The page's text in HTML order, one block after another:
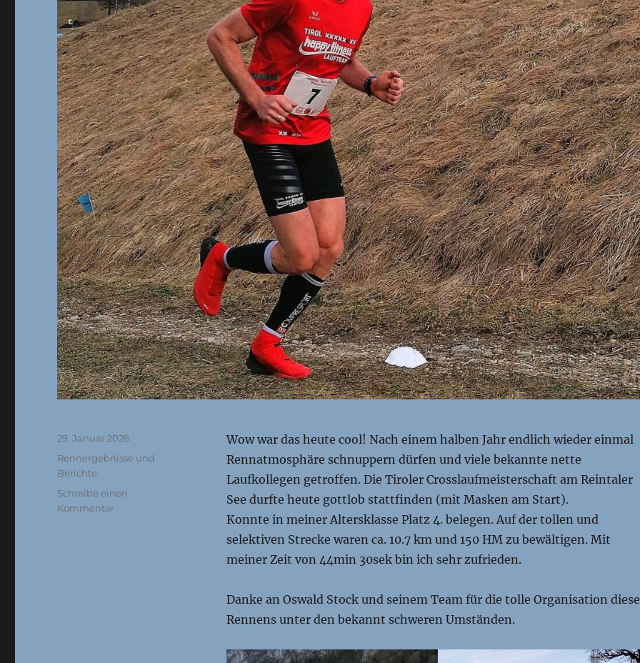
Wow war das heute cool! Nach einem halben Jahr endlich wieder einmal
Rennatmosphäre schnuppern dürfen und viele bekannte nette
Laufkollegen getroffen. Die Tiroler Crosslaufmeisterschaft am Reintaler
See durfte heute gottlob stattfinden (mit Masken am Start).
Konnte in meiner Altersklasse Platz 4. belegen. Auf der tollen und
selektiven Strecke waren ca. 10.7 km und 150 HM zu bewältigen. Mit
meiner Zeit von 44min 30sek bin ich sehr zufrieden.
Danke an Oswald Stock und seinem Team für die tolle Organisation
Rennens unter den bekannt schweren Umständen.
Veröffentlicht
am
29. Januar 2026
Kategorien
Rennergebnisse und
Berichte
Schreibe einen
Kommentarzu